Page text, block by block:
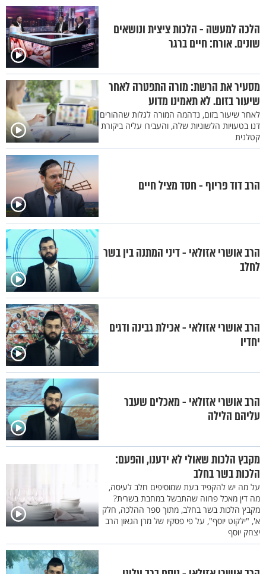
הלכה למעשה - הלכות ציצית ונושאים
שונים. אורח: חיים ברגר
מסעיר את הרשת: מורה התפטרה לאחר
שיעור בזום. לא תאמינו מדוע
לאחר שיעור בזום, נדהמה המורה לגלות שההורים
דנו בטעויות הלשוניות שלה, והעבירו עליה ביקורת
קטלנית
הרב דוד פריוף - חסד מציל חיים
הרב אושרי אזולאי - דיני המתנה בין בשר
לחלב
הרב אושרי אזולאי - אכילת גבינה ודגים
יחדיו
הרב אושרי אזולאי - מאכלים שעבר
עליהם הלילה
מקבץ הלכות שאולי לא ידענו, והפעם:
הלכות בשר בחלב
על מה יש להקפיד בעת שמוסיפים חלב לעיסה,
מה דין מאכל פרווה שהתבשל במחבת בשרית?
מקבץ הלכות בשר בחלב, מתוך ספר ההלכה, חלק
א', "ילקוט יוסף", על פי פסקיו של מרן הגאון הרב
יצחק יוסף